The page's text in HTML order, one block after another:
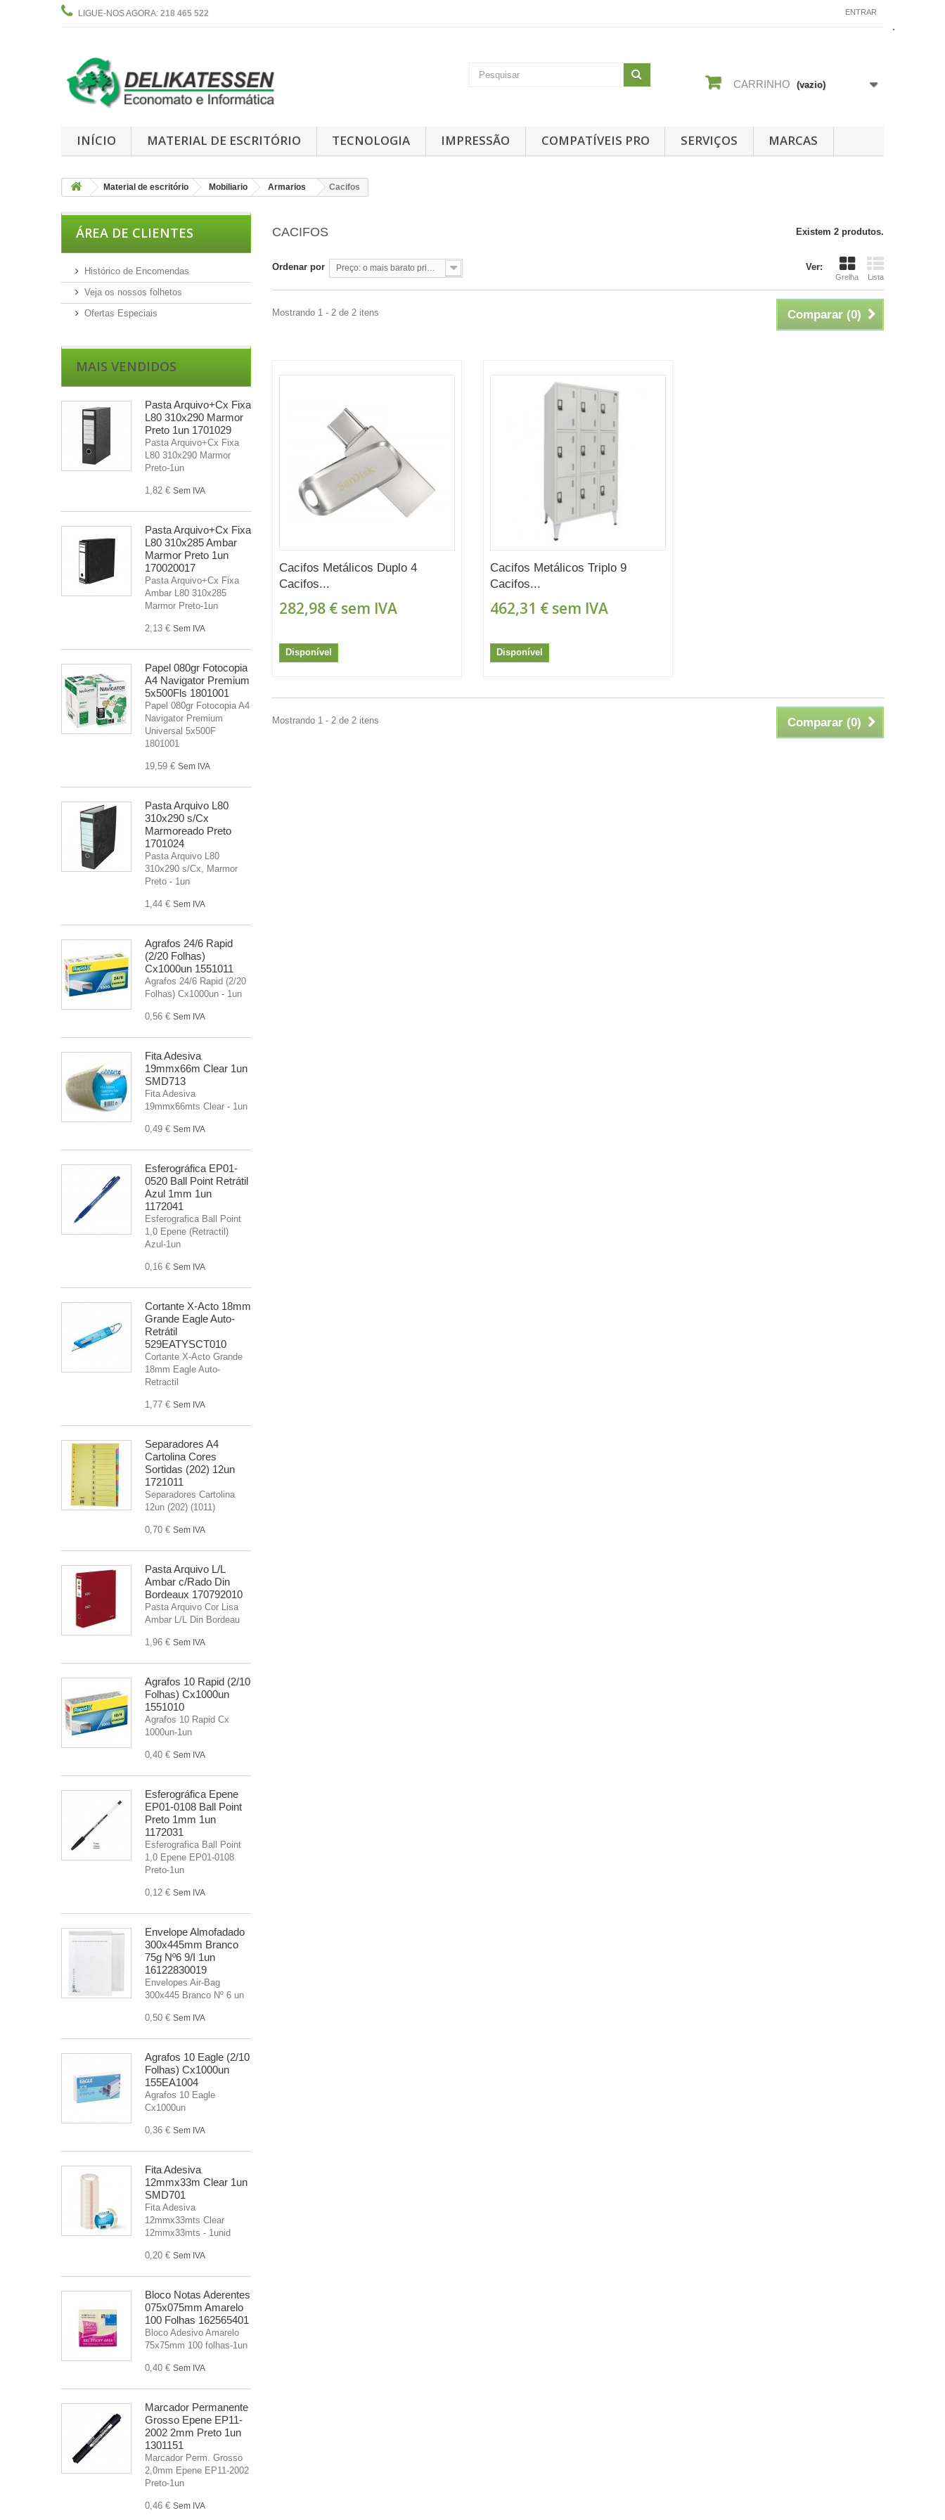
ENTRAR
LIGUE-NOS AGORA: 218 465 522
CARRINHO (vazio)
INÍCIO MATERIAL DE ESCRITÓRIO TECNOLOGIA IMPRESSÃO COMPATÍVEIS PRO SERVIÇOS MARCAS
Material de escritório Mobiliario Armarios Cacifos
ÁREA DE CLIENTES
Histórico de Encomendas
Veja os nossos folhetos
Ofertas Especiais
MAIS VENDIDOS
Pasta Arquivo+Cx Fixa
L80 310x290 Marmor
Preto 1un 1701029
Pasta Arquivo+Cx Fixa
L80 310x290 Marmor
Preto-1un
1,82 € Sem IVA
Pasta Arquivo+Cx Fixa
L80 310x285 Ambar
Marmor Preto 1un
170020017
Pasta Arquivo+Cx Fixa
Ambar L80 310x285
Marmor Preto-1un
2,13 € Sem IVA
Papel 080gr Fotocopia
A4 Navigator Premium
5x500Fls 1801001
Papel 080gr Fotocopia A4
Navigator Premium
Universal 5x500F
1801001
19,59 € Sem IVA
Pasta Arquivo L80
310x290 s/Cx
Marmoreado Preto
1701024
Pasta Arquivo L80
310x290 s/Cx, Marmor
Preto - 1un
1,44 € Sem IVA
Agrafos 24/6 Rapid
(2/20 Folhas)
Cx1000un 1551011
Agrafos 24/6 Rapid (2/20
Folhas) Cx1000un - 1un
0,56 € Sem IVA
Fita Adesiva
19mmx66m Clear 1un
SMD713
Fita Adesiva
19mmx66mts Clear - 1un
0,49 € Sem IVA
Esferográfica EP01-
0520 Ball Point Retrátil
Azul 1mm 1un
1172041
Esferografica Ball Point
1,0 Epene (Retractil)
Azul-1un
0,16 € Sem IVA
Cortante X-Acto 18mm
Grande Eagle Auto-
Retrátil
529EATYSCT010
Cortante X-Acto Grande
18mm Eagle Auto-
Retractil
1,77 € Sem IVA
Separadores A4
Cartolina Cores
Sortidas (202) 12un
1721011
Separadores Cartolina
12un (202) (1011)
0,70 € Sem IVA
Pasta Arquivo L/L
Ambar c/Rado Din
Bordeaux 170792010
Pasta Arquivo Cor Lisa
Ambar L/L Din Bordeau
1,96 € Sem IVA
Agrafos 10 Rapid (2/10
Folhas) Cx1000un
1551010
Agrafos 10 Rapid Cx
1000un-1un
0,40 € Sem IVA
Esferográfica Epene
EP01-0108 Ball Point
Preto 1mm 1un
1172031
Esferografica Ball Point
1,0 Epene EP01-0108
Preto-1un
0,12 € Sem IVA
Envelope Almofadado
300x445mm Branco
75g Nº6 9/I 1un
16122830019
Envelopes Air-Bag
300x445 Branco Nº 6 un
0,50 € Sem IVA
Agrafos 10 Eagle (2/10
Folhas) Cx1000un
155EA1004
Agrafos 10 Eagle
Cx1000un
0,36 € Sem IVA
Fita Adesiva
12mmx33m Clear 1un
SMD701
Fita Adesiva
12mmx33mts Clear
12mmx33mts - 1unid
0,20 € Sem IVA
Bloco Notas Aderentes
075x075mm Amarelo
100 Folhas 162565401
Bloco Adesivo Amarelo
75x75mm 100 folhas-1un
0,40 € Sem IVA
Marcador Permanente
Grosso Epene EP11-
2002 2mm Preto 1un
1301151
Marcador Perm. Grosso
2,0mm Epene EP11-2002
Preto-1un
0,46 € Sem IVA
CACIFOS Existem 2 produtos.
Ver:
Grelha Lista
Ordenar por Preço: o mais barato primeiro
Comparar (0)
Mostrando 1 - 2 de 2 itens
Cacifos Metálicos Duplo 4
Cacifos...
282,98 € sem IVA
Disponível
Cacifos Metálicos Triplo 9
Cacifos...
462,31 €sem IVA
Disponível
Comparar (0)
Mostrando 1 - 2 de 2 itens